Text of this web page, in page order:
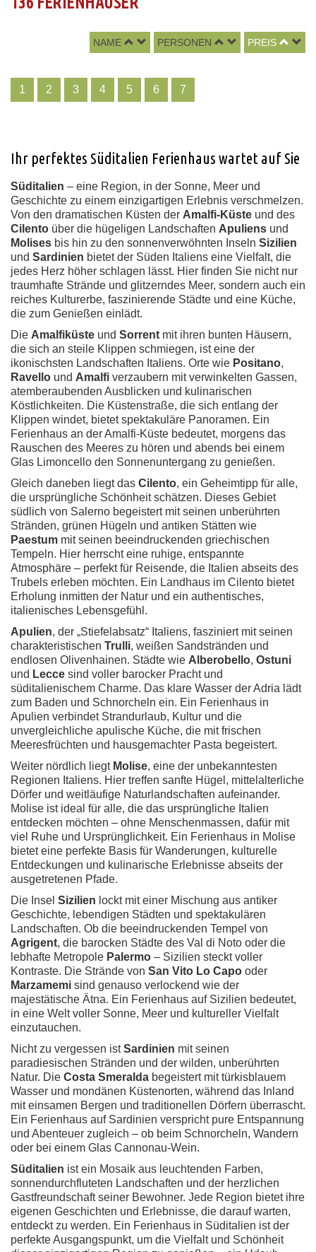
NAME PERSONEN PREIS
1 2 3 4 5 6 7
Ihr perfektes Süditalien Ferienhaus wartet auf Sie
Süditalien – eine Region, in der Sonne, Meer und
Geschichte zu einem einzigartigen Erlebnis verschmelzen.
Von den dramatischen Küsten der Amalfi-Küste und des
Cilento über die hügeligen Landschaften Apuliens und
Molises bis hin zu den sonnenverwöhnten Inseln Sizilien
und Sardinien bietet der Süden Italiens eine Vielfalt, die
jedes Herz höher schlagen lässt. Hier finden Sie nicht nur
traumhafte Strände und glitzerndes Meer, sondern auch ein
reiches Kulturerbe, faszinierende Städte und eine Küche,
die zum Genießen einlädt.
Die Amalfiküste und Sorrent mit ihren bunten Häusern,
die sich an steile Klippen schmiegen, ist eine der
ikonischsten Landschaften Italiens. Orte wie Positano,
Ravello und Amalfi verzaubern mit verwinkelten Gassen,
atemberaubenden Ausblicken und kulinarischen
Köstlichkeiten. Die Küstenstraße, die sich entlang der
Klippen windet, bietet spektakuläre Panoramen. Ein
Ferienhaus an der Amalfi-Küste bedeutet, morgens das
Rauschen des Meeres zu hören und abends bei einem
Glas Limoncello den Sonnenuntergang zu genießen.
Gleich daneben liegt das Cilento, ein Geheimtipp für alle,
die ursprüngliche Schönheit schätzen. Dieses Gebiet
südlich von Salerno begeistert mit seinen unberührten
Stränden, grünen Hügeln und antiken Stätten wie
Paestum mit seinen beeindruckenden griechischen
Tempeln. Hier herrscht eine ruhige, entspannte
Atmosphäre – perfekt für Reisende, die Italien abseits des
Trubels erleben möchten. Ein Landhaus im Cilento bietet
Erholung inmitten der Natur und ein authentisches,
italienisches Lebensgefühl.
Apulien, der „Stiefelabsatz“ Italiens, fasziniert mit seinen
charakteristischen Trulli, weißen Sandstränden und
endlosen Olivenhainen. Städte wie Alberobello, Ostuni
und Lecce sind voller barocker Pracht und
süditalienischem Charme. Das klare Wasser der Adria lädt
zum Baden und Schnorcheln ein. Ein Ferienhaus in
Apulien verbindet Strandurlaub, Kultur und die
unvergleichliche apulische Küche, die mit frischen
Meeresfrüchten und hausgemachter Pasta begeistert.
Weiter nördlich liegt Molise, eine der unbekanntesten
Regionen Italiens. Hier treffen sanfte Hügel, mittelalterliche
Dörfer und weitläufige Naturlandschaften aufeinander.
Molise ist ideal für alle, die das ursprüngliche Italien
entdecken möchten – ohne Menschenmassen, dafür mit
viel Ruhe und Ursprünglichkeit. Ein Ferienhaus in Molise
bietet eine perfekte Basis für Wanderungen, kulturelle
Entdeckungen und kulinarische Erlebnisse abseits der
ausgetretenen Pfade.
Die Insel Sizilien lockt mit einer Mischung aus antiker
Geschichte, lebendigen Städten und spektakulären
Landschaften. Ob die beeindruckenden Tempel von
Agrigent, die barocken Städte des Val di Noto oder die
lebhafte Metropole Palermo – Sizilien steckt voller
Kontraste. Die Strände von San Vito Lo Capo oder
Marzamemi sind genauso verlockend wie der
majestätische Ätna. Ein Ferienhaus auf Sizilien bedeutet,
in eine Welt voller Sonne, Meer und kultureller Vielfalt
einzutauchen.
Nicht zu vergessen istSardinien mit seinen
paradiesischen Stränden und der wilden, unberührten
Natur. Die Costa Smeralda begeistert mit türkisblauem
Wasser und mondänen Küstenorten, während das Inland
mit einsamen Bergen und traditionellen Dörfern überrascht.
Ein Ferienhaus auf Sardinien verspricht pure Entspannung
und Abenteuer zugleich – ob beim Schnorcheln, Wandern
oder bei einem Glas Cannonau-Wein.
Süditalien ist ein Mosaik aus leuchtenden Farben,
sonnendurchfluteten Landschaften und der herzlichen
Gastfreundschaft seiner Bewohner. Jede Region bietet ihre
eigenen Geschichten und Erlebnisse, die darauf warten,
entdeckt zu werden. Ein Ferienhaus in Süditalien ist der
perfekte Ausgangspunkt, um die Vielfalt und Schönheit